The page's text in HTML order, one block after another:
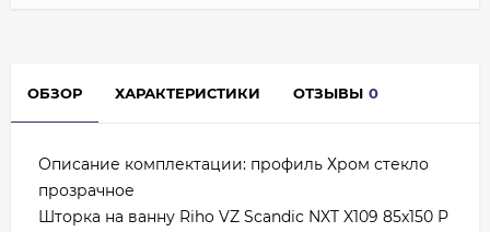
ОБЗОР ХАРАКТЕРИСТИКИ ОТЗЫВЫ 0
Описание комплектации: профиль Хром стекло
прозрачное
Шторка на ванну Riho VZ Scandic NXT X109 85x150 P